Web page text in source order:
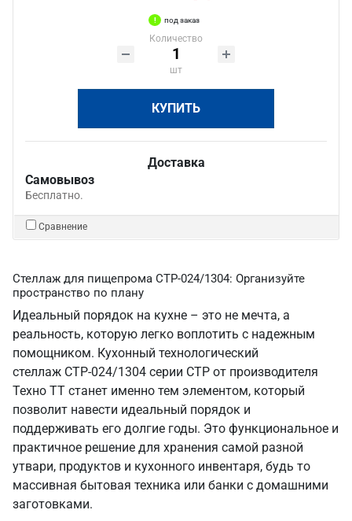
под заказ
Количество
шт
КУПИТЬ
Доставка
Самовывоз
Бесплатно.
Сравнение
Стеллаж для пищепрома СТР-024/1304: Организуйте
пространство по плану
Идеальный порядок на кухне – это не мечта, а
реальность, которую легко воплотить с надежным
помощником. Кухонный технологический
стеллаж СТР-024/1304 серии СТР от производителя
Техно ТТ станет именно тем элементом, который
позволит навести идеальный порядок и
поддерживать его долгие годы. Это функциональное и
практичное решение для хранения самой разной
утвари, продуктов и кухонного инвентаря, будь то
массивная бытовая техника или банки с домашними
заготовками.